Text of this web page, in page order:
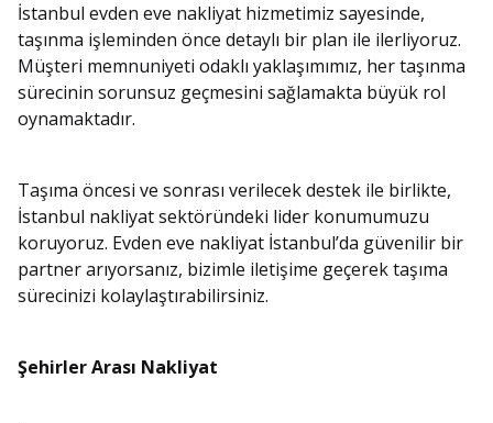
İstanbul evden eve nakliyat hizmetimiz sayesinde,
taşınma işleminden önce detaylı bir plan ile ilerliyoruz.
Müşteri memnuniyeti odaklı yaklaşımımız, her taşınma
sürecinin sorunsuz geçmesini sağlamakta büyük rol
oynamaktadır.
Taşıma öncesi ve sonrası verilecek destek ile birlikte,
İstanbul nakliyat sektöründeki lider konumumuzu
koruyoruz. Evden eve nakliyat İstanbul’da güvenilir bir
partner arıyorsanız, bizimle iletişime geçerek taşıma
sürecinizi kolaylaştırabilirsiniz.
Şehirler Arası Nakliyat